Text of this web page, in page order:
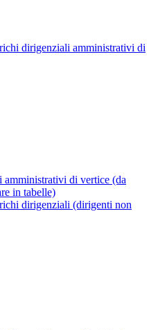
dirigenziali amministrativi di
amministrativi di vertice (da
in tabelle)
dirigenziali (dirigenti non